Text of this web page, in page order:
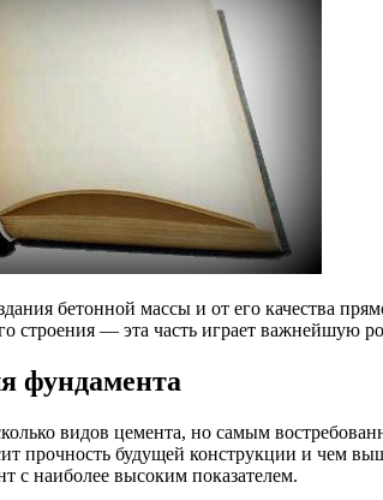
бетонной массы и от его качества
строения — эта часть играет важнейшую
фундамента
видов цемента, но самым
прочность будущей конструкции и чем
с наиболее высоким показателем.